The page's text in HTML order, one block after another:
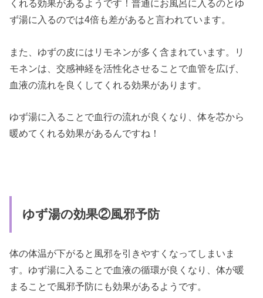
くれる効果があるようです！普通にお風呂に入るのとゆ
ず湯に入るのでは4倍も差があると言われています。
また、ゆずの皮にはリモネンが多く含まれています。リ
モネンは、交感神経を活性化させることで血管を広げ、
血液の流れを良くしてくれる効果があります。
ゆず湯に入ることで血行の流れが良くなり、体を芯から
暖めてくれる効果があるんですね！
ゆず湯の効果②風邪予防
体の体温が下がると風邪を引きやすくなってしまいま
す。ゆず湯に入ることで血液の循環が良くなり、体が暖
まることで風邪予防にも効果があるようです。